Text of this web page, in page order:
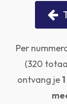
Per
(320
ontvang je